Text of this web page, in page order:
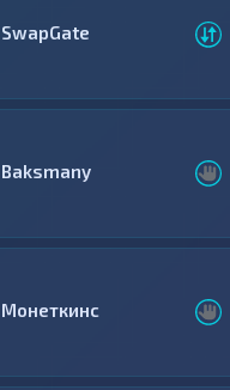
SwapGate
Baksmany
Монеткинс